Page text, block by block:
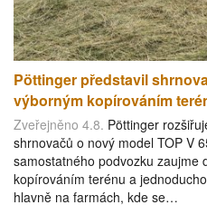
Pöttinger představil
výborným kopírováním
Zveřejněno 4.8. Pöttinger
shrnovačů o nový model TOP V
samostatného podvozku zaujme
kopírováním terénu a
hlavně na farmách, kde se…